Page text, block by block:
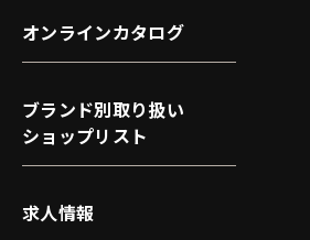
オンラインカタログ
ブランド別取り扱い
ショップリスト
求人情報